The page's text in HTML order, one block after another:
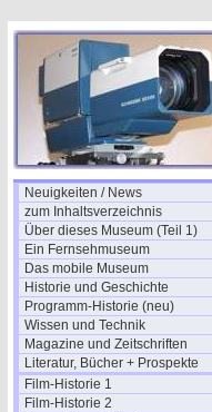
Neuigkeiten / News
zum Inhaltsverzeichnis
Über dieses Museum (Teil 1)
Ein Fernsehmuseum
Das mobile Museum
Historie und Geschichte
Programm-Historie (neu)
Wissen und Technik
Magazine und Zeitschriften
Literatur, Bücher + Prospekte
Film-Historie 1
Film-Historie 2